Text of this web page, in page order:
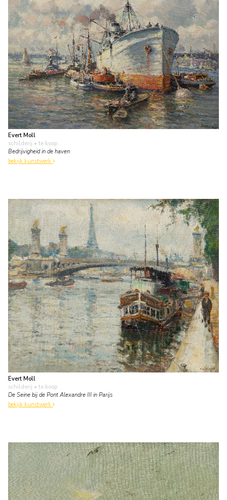
Evert Moll
schilderij • te koop
Bedrijvigheid in de haven
bekijk kunstwerk
Evert Moll
schilderij • te koop
De Seine bij de Pont Alexandre III in Parijs
bekijk kunstwerk